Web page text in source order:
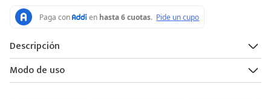
Descripción
Modo de uso